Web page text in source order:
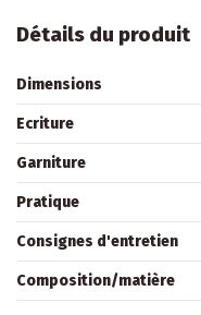
Détails du produit
Dimensions
Ecriture
Garniture
Pratique
Consignes d'entretien
Composition/matière